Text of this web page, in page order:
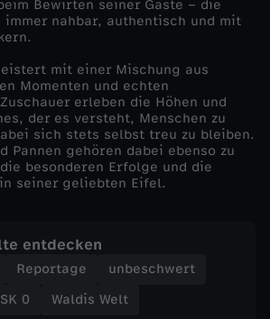
Bewirten seiner Gäste – die
immer nahbar, authentisch und mit
mit einer Mischung aus
Momenten und echten
erleben die Höhen und
der es versteht, Menschen zu
sich stets selbst treu zu bleiben.
Pannen gehören dabei ebenso zu
besonderen Erfolge und die
seiner geliebten Eifel.
entdecken
Reportage
unbeschwert
0 Waldis Welt